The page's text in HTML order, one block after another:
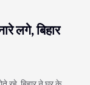
लगे, बिहार